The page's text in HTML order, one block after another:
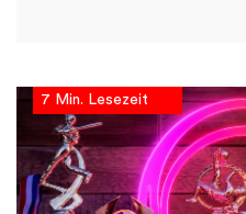
7 Min. Lesezeit